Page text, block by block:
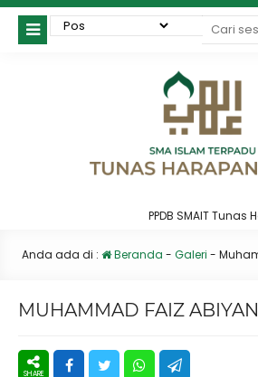
PPDB SMAIT Tunas
Anda ada di : Beranda - Galeri -
MUHAMMAD FAIZ